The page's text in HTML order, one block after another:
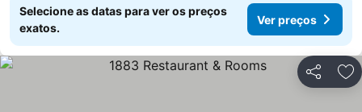
Selecione as datas para ver os preços
exatos.
Ver preços
Partilhar